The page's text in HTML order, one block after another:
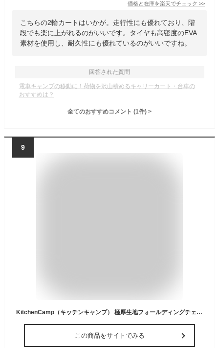
価格と在庫を楽天でチェック >>
こちらの2輪カートはいかが。走行性にも優れており、階
段でも楽に上がれるのがいいです。タイヤも高密度のEVA
素材を使用し、耐久性にも優れているのがいいですね。
回答された質問
電車キャンプの移動に！荷物を沢山積めるキャリーカート・台車の
おすすめは？
全てのおすすめコメント (1件) >
9
KitchenCamp（キッチンキャンプ） 極厚生地フォールディングチェア 折りたたみチェア ローチェア 焚き火チェア 難燃性 帆布生地 キャンプチェア
この商品をサイトでみる